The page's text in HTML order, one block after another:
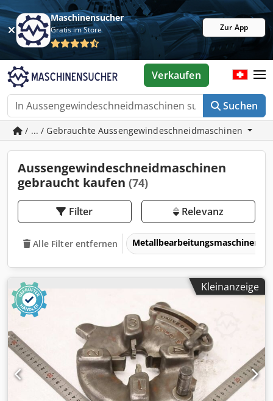
Maschinensucher
Gratis im Store Zur App
Suchen
Verkaufen
/ ... / Gebrauchte Aussengewindeschneidmaschinen
Aussengewindeschneidmaschinen
gebraucht kaufen (74)
Filter Relevanz
Alle Filter entfernen Metallbearbeitungsmaschinen
Kleinanzeige